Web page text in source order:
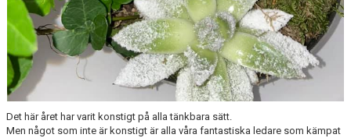
Det här året har varit konstigt på alla tänkbara sätt.
Men något som inte är konstigt är alla våra fantastiska ledare som kämpat